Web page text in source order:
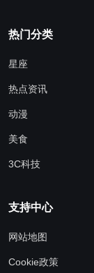
热门分类
星座
热点资讯
动漫
美食
3C科技
支持中心
网站地图
Cookie政策